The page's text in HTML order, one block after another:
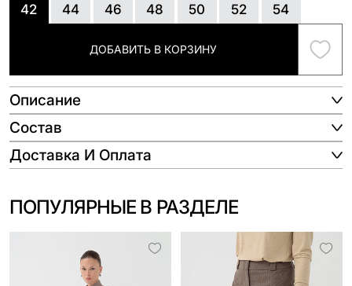
42 44 46 48 50 52 54
ДОБАВИТЬ В КОРЗИНУ
Описание
Состав
Доставка И Оплата
ПОПУЛЯРНЫЕ В РАЗДЕЛЕ